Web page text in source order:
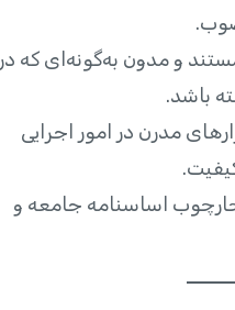
و مدون به‌گونه‌ای که در
باشد.
مدرن در امور اجرایی
اساسنامه جامعه و